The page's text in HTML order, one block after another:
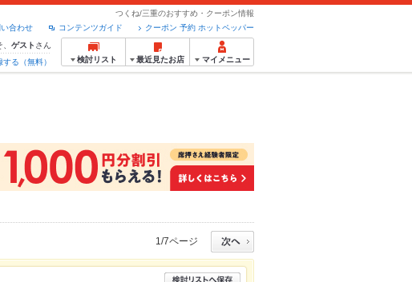
つくね/三重のおすすめ・クーポン情報
クーポン 予約 ホットペッパー
コンテンツガイド
合わせ
ゲスト さん
る（無料）
検討リスト 最近見たお店 マイメニュー
1/7ページ